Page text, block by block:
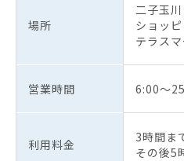
場所
二子玉
ショッ
テラス
営業時間 6:00～
利用料金
3時間ま
その後5